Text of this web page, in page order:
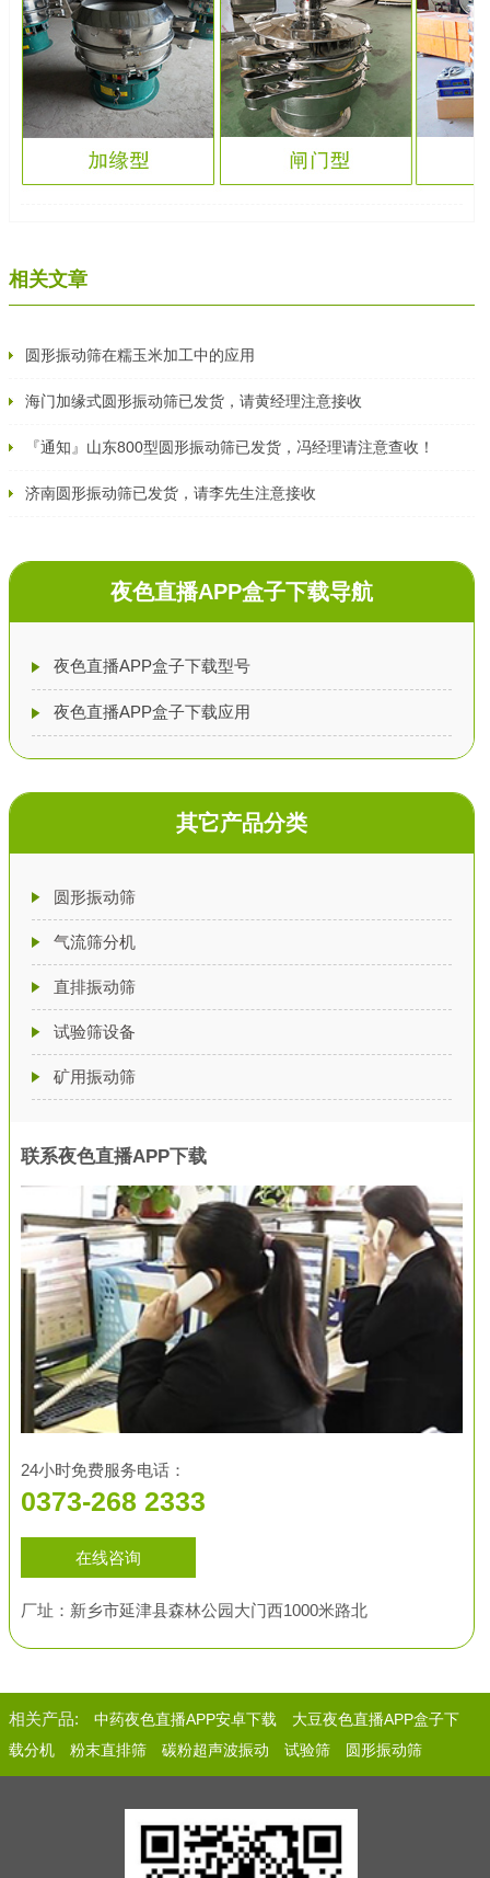
相关文章
圆形振动筛在糯玉米加工中的应用
海门加缘式圆形振动筛已发货，请黄经理注意接收
『通知』山东800型圆形振动筛已发货，冯经理请注意查收！
济南圆形振动筛已发货，请李先生注意接收
夜色直播APP盒子下载导航
夜色直播APP盒子下载型号
夜色直播APP盒子下载应用
其它产品分类
圆形振动筛
气流筛分机
直排振动筛
试验筛设备
矿用振动筛
联系夜色直播APP下载
24小时免费服务电话：
0373-268 2333
在线咨询
厂址：新乡市延津县森林公园大门西1000米路北
相关产品: 中药夜色直播APP安卓下载
大豆夜色直播APP盒子下
载分机
粉末直排筛 碳粉超声波振动 试验筛 圆形振动筛